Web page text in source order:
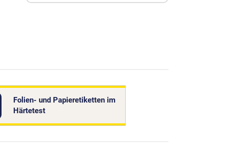
Folien- und Papieretiketten im
Härtetest